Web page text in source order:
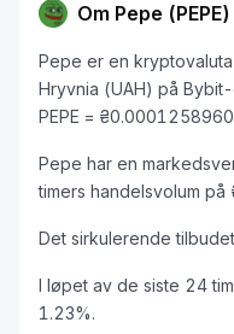
Om Pepe (PEPE)
Pepe er en
Hryvnia (UAH) på
PEPE =
Pepe har en
timers handelsvolum på
Det sirkulerende
I løpet av de siste 24
1.23%.